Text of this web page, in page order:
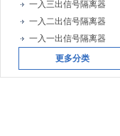
一入三出信号隔离器
一入二出信号隔离器
一入一出信号隔离器
更多分类